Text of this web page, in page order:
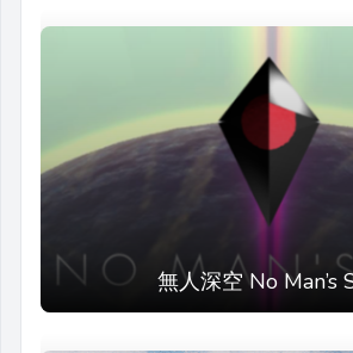
無人深空 No Man’s